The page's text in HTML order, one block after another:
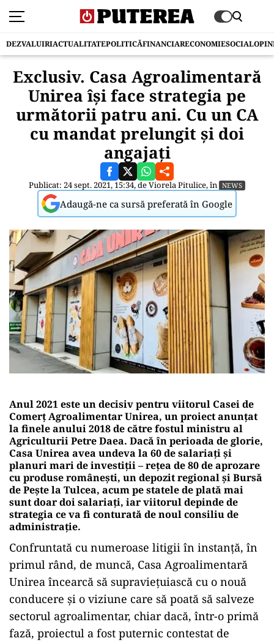
DEZVALUIRIACTUALITATEPOLITICĂFINANCIARECONOMIESOCIAL
Exclusiv. Casa Agroalimentară
Unirea își face strategia pe
următorii patru ani. Cu un CA
cu mandat prelungit și doi
angajați
Publicat: 24 sept. 2021, 15:34, deViorela Pitulice, în NEWS
Adaugă-ne ca sursă preferată în Google
Anul 2021 este un decisiv pentru viitorul Casei de
Comerț Agroalimentar Unirea, un proiect anunțat
la finele anului 2018 de către fostul ministru al
Agriculturii Petre Daea. Dacă în perioada de glorie,
Casa Unirea avea undeva la 60 de salariați și
planuri mari de investiții – rețea de 80 de aprozare
cu produse românești, un depozit regional și Bursă
de Pește la Tulcea, acum pe statele de plată mai
sunt doar doi salariați, iar viitorul depinde de
strategia ce va fi conturată de noul consiliu de
administrație.
Confruntată cu numeroase litigii în instanță, în
primul rând, de muncă, Casa Agroalimentară
Unirea încearcă să supraviețuiască cu o nouă
conducere și o viziune care să poată să salveze
sectorul agroalimentar, chiar dacă, într-o primă
fază, proiectul a fost puternic contestat de